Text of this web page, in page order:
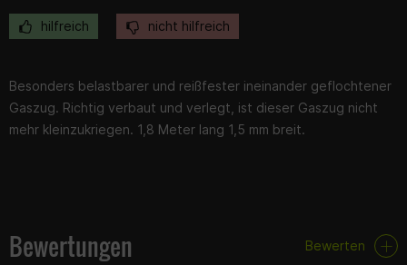
hilfreich nicht hilfreich
Besonders belastbarer und reißfester ineinander geflochtener
Gaszug. Richtig verbaut und verlegt, ist dieser Gaszug nicht
mehr kleinzukriegen. 1,8 Meter lang 1,5 mm breit.
Bewertungen Bewerten